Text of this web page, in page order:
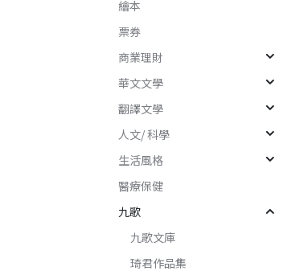
繪本
票券
商業理財
華文文學
翻譯文學
人文/ 科學
生活風格
醫療保健
九歌
九歌文庫
琦君作品集